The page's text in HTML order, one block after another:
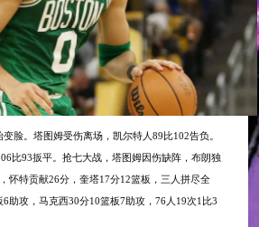
变脸。塔图姆受伤离场，凯尔特人89比102告负。
比93扳平。抢七大战，塔图姆因伤缺阵，布朗独
怀特贡献26分，奎塔17分12篮板，三人拼尽全
助攻，马克西30分10篮板7助攻，76人19次1比3